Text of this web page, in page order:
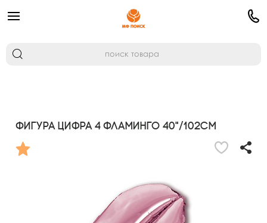
Фигура Цифра 4 Фламинго 40"/102см